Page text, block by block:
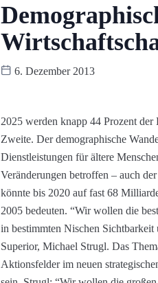
6. Dezember 2013
2025 werden knapp 44 Prozent
Zweite. Der demographische
Dienstleistungen für ältere
Veränderungen betroffen – auch
könnte bis 2020 auf fast 68
2005 bedeuten. “Wir wollen die
in bestimmten Nischen Sichtbarkeit
Superior, Michael Strugl. Das
Aktionsfelder im neuen